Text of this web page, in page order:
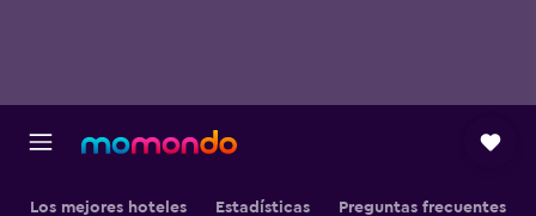
Los mejores hoteles Estadísticas Preguntas frecuentes